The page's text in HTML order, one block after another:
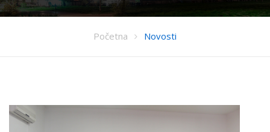
Početna Novosti